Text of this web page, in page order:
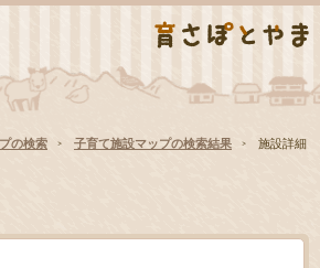
の検索 子育て施設マップの検索結果 施設詳細